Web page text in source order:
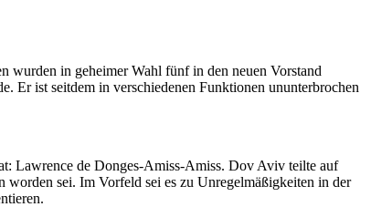
wurden in geheimer Wahl fünf in den neuen Vorstand
Er ist seitdem in verschiedenen Funktionen ununterbrochen
Lawrence de Donges-Amiss-Amiss. Dov Aviv teilte auf
worden sei. Im Vorfeld sei es zu Unregelmäßigkeiten in der